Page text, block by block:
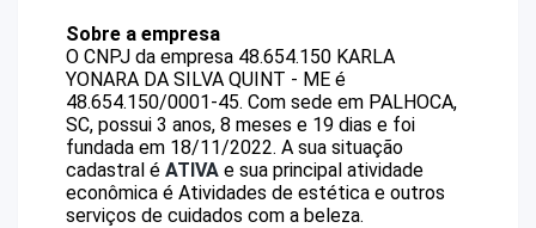
Sobre a empresa
O CNPJ da empresa 48.654.150 KARLA
YONARA DA SILVA QUINT - ME é
48.654.150/0001-45. Com sede em PALHOCA,
SC, possui 3 anos, 8 meses e 19 dias e foi
fundada em 18/11/2022. A sua situação
cadastral é ATIVA e sua principal atividade
econômica é Atividades de estética e outros
serviços de cuidados com a beleza.